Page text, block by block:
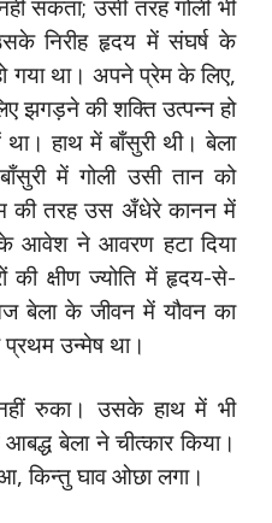
सकता; उसी तरह गोली भी
निरीह हृदय में संघर्ष के
गया था। अपने प्रेम के लिए,
झगड़ने की शक्ति उत्पन्न हो
हाथ में बाँसुरी थी। बेला
में गोली उसी तान को
की तरह उस अँधेरे कानन में
आवेश ने आवरण हटा दिया
क्षीण ज्योति में हृदय-से-
बेला के जीवन में यौवन का
उन्मेष था।
रुका। उसके हाथ में भी
बेला ने चीत्कार किया।
किन्तु घाव ओछा लगा।